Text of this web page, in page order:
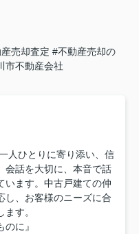
売却査定 #不動産売却の
市不動産会社
人ひとりに寄り添い、信
会話を大切に、本音で話
います。中古戸建ての仲
し、お客様のニーズに合
す。
に』